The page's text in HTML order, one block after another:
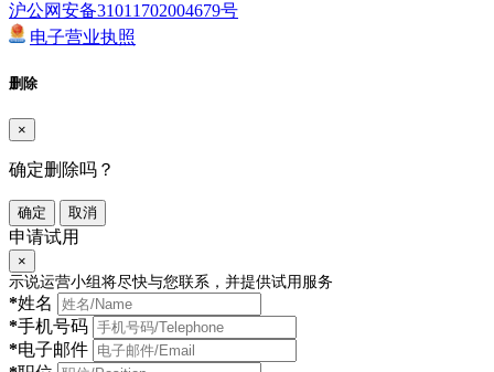
沪公网安备31011702004679号
电子营业执照
删除
×
确定删除吗？
确定 取消
申请试用
×
示说运营小组将尽快与您联系，并提供试用服务
*姓名
*手机号码
*电子邮件